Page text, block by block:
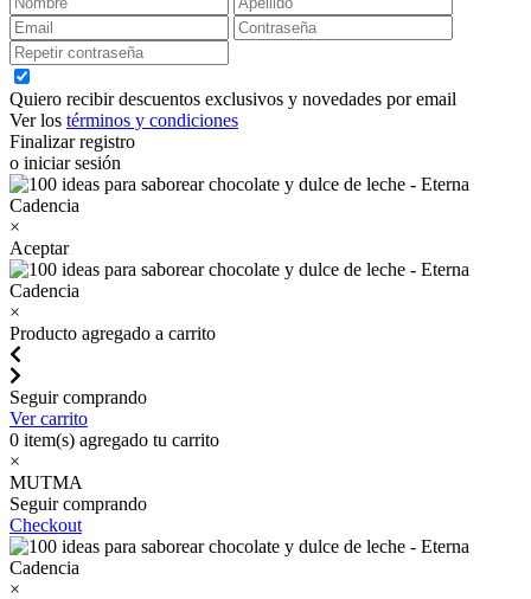
Quiero recibir descuentos exclusivos y novedades por email
Ver los términos y condiciones
Finalizar registro
o iniciar sesión
×
Aceptar
×
Producto agregado a carrito
Seguir comprando
Ver carrito
0 item(s) agregado tu carrito
×
MUTMA
Seguir comprando
Checkout
×